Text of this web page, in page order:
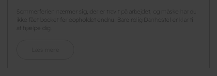
Sommerferien nærmer sig, der er travlt på arbejdet, og måske har du
ikke fået booket ferieopholdet endnu. Bare rolig Danhostel er klar til
at hjælpe dig.